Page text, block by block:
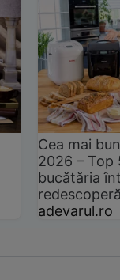
Cea mai
2026 –
bucătăria
adevarul.ro